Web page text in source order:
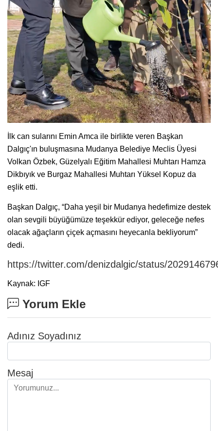
İlk can sularını Emin Amca ile birlikte veren Başkan
Dalgıç'ın buluşmasına Mudanya Belediye Meclis Üyesi
Volkan Özbek, Güzelyalı Eğitim Mahallesi Muhtarı Hamza
Dikbıyık ve Burgaz Mahallesi Muhtarı Yüksel Kopuz da
eşlik etti.
Başkan Dalgıç, “Daha yeşil bir Mudanya hedefimize destek
olan sevgili büyüğümüze teşekkür ediyor, geleceğe nefes
olacak ağaçların çiçek açmasını heyecanla bekliyorum”
dedi.
https://twitter.com/denizdalgic/status/
Kaynak: IGF
Yorum Ekle
Adınız Soyadınız
Mesaj